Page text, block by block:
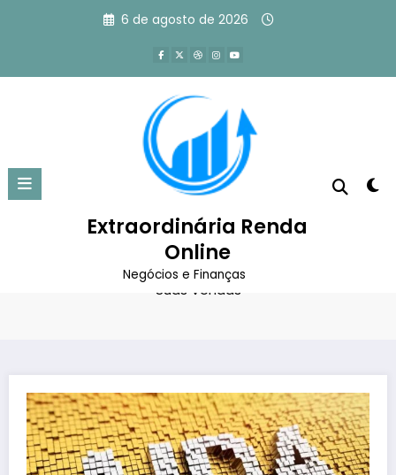
6 de agosto de 2026
Extraordinária Renda
Online
Negócios e Finanças
Método AIDA: Como Escrever
Copy que Impulsiona Suas
Vendas
Página inicial
Marketing Digital
Método AIDA: Como Escrever Copy que Impulsiona
Suas Vendas